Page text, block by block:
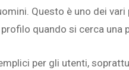
Questo è uno dei
quando si cerca una
per gli utenti,